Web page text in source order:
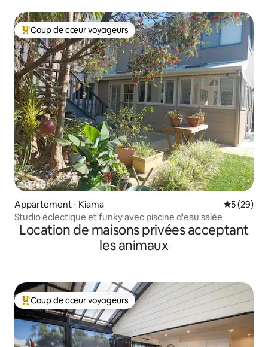
Coups de cœur voyageurs les plus appréciés
Coup de cœur voyageurs
Appartement ⋅ Kiama
5 (29)
Studio éclectique et funky avec piscine d'eau salée
Location de maisons privées acceptant
les animaux
Coups de cœur voyageurs les plus appréciés
Coup de cœur voyageurs